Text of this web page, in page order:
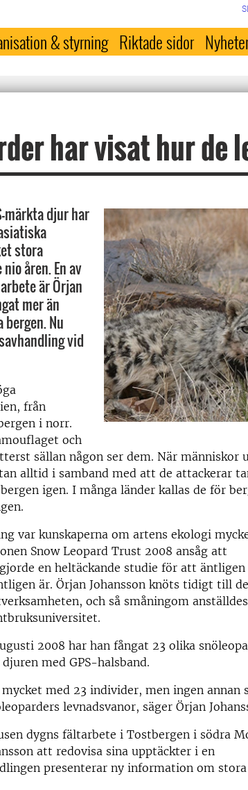
& styrning Riktade sidor
har visat hur de
märkta djur har
stora
åren. En av
är Örjan
mer än
Nu
vid
från
i norr.
och
sällan någon ser dem. När människor
alltid i samband med att de attackerar
igen. I många länder kallas de för
var kunskaperna om artens ekologi
Snow Leopard Trust 2008 ansåg att
en heltäckande studie för att
är. Örjan Johansson knöts tidigt till
och så småningom
2008 har han fångat 23 olika
med GPS-halsband.
med 23 individer, men ingen annan
levnadsvanor, säger Örjan
dygns fältarbete i Tostbergen i södra
att redovisa sina upptäckter i en
presenterar ny information om